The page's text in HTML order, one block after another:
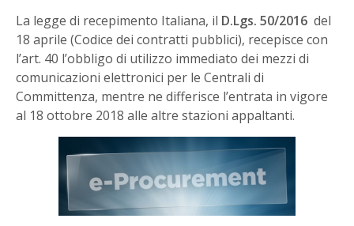
La legge di recepimento Italiana, il D.Lgs. 50/2016 del
18 aprile (Codice dei contratti pubblici), recepisce con
l’art. 40 l’obbligo di utilizzo immediato dei mezzi di
comunicazioni elettronici per le Centrali di
Committenza, mentre ne differisce l’entrata in vigore
al 18 ottobre 2018 alle altre stazioni appaltanti.